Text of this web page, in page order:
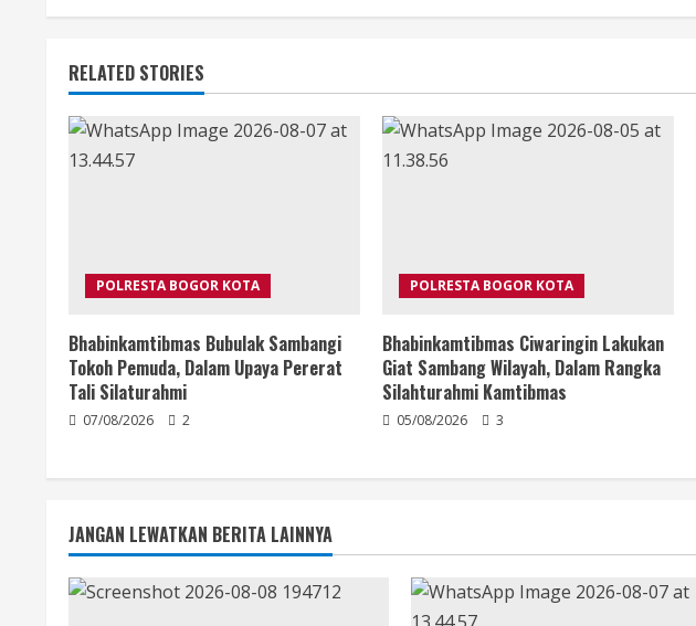
RELATED STORIES
POLRESTA BOGOR KOTA
Bhabinkamtibmas Bubulak Sambangi
Tokoh Pemuda, Dalam Upaya Pererat
Tali Silaturahmi
07/08/2026 2
POLRESTA BOGOR KOTA
Bhabinkamtibmas Ciwaringin Lakukan
Giat Sambang Wilayah, Dalam Rangka
Silahturahmi Kamtibmas
05/08/2026 3
JANGAN LEWATKAN BERITA LAINNYA